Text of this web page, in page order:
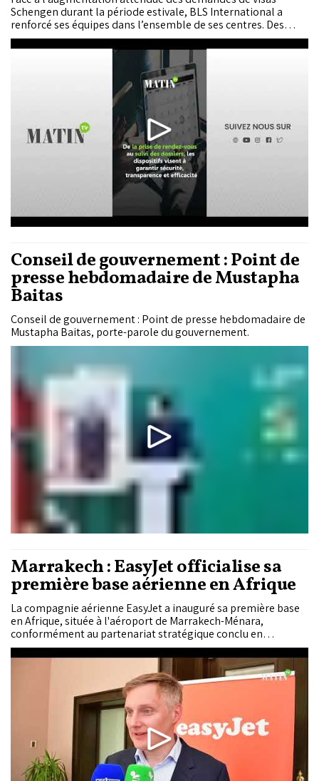
Schengen durant la période estivale, BLS International a
renforcé ses équipes dans l’ensemble de ses centres. Des
collaborateurs expérimentés ont été mobilisés pour faire
face à l’afflux et améliorer la fluidité du traitement des
Conseil de gouvernement : Point de
presse hebdomadaire de Mustapha
Baitas
Conseil de gouvernement : Point de presse hebdomadaire de
Mustapha Baitas, porte-parole du gouvernement.
Marrakech : EasyJet officialise sa
première base aérienne en Afrique
La compagnie aérienne EasyJet a inauguré sa première base
en Afrique, située à l'aéroport de Marrakech-Ménara,
conformément au partenariat stratégique conclu en
novembre 2025 avec l'Office National Marocain du Tourisme
(ONMT). Cette inauguration, qui intervient alors qu'EasyJet
célèbre ses 20 ans de présence au Maroc, marque une
nouvelle ère pour la connectivité aérienne du Royaume et
pour le développement touristique national.